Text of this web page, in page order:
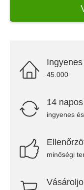
45.000
14
ingyenes
minőségi